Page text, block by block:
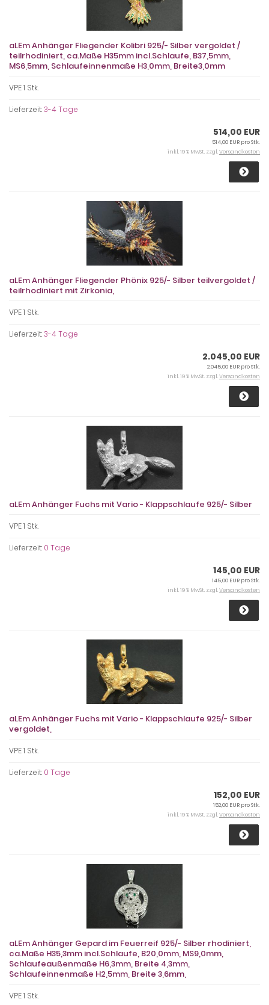
aLEm Anhänger Fliegender Kolibri 925/- Silber vergoldet /
teilrhodiniert, ca.Maße H35mm incl.Schlaufe, B37,5mm,
MS6,5mm, Schlaufeinnenmaße H3,0mm, Breite3,0mm
VPE 1 Stk.
Lieferzeit:3-4 Tage
514,00 EUR
514,00 EUR pro Stk.
inkl. 19 % MwSt. zzgl.Versandkosten
aLEm Anhänger Fliegender Phönix 925/- Silber teilvergoldet /
teilrhodiniert mit Zirkonia,
VPE 1 Stk.
Lieferzeit:3-4 Tage
2.045,00 EUR
2.045,00 EUR pro Stk.
inkl. 19 % MwSt. zzgl.Versandkosten
aLEm Anhänger Fuchs mit Vario - Klappschlaufe 925/- Silber
VPE 1 Stk.
Lieferzeit: 0 Tage
145,00 EUR
145,00 EUR pro Stk.
inkl. 19 % MwSt. zzgl.Versandkosten
aLEm Anhänger Fuchs mit Vario - Klappschlaufe 925/- Silber
vergoldet,
VPE 1 Stk.
Lieferzeit: 0 Tage
152,00 EUR
152,00 EUR pro Stk.
inkl. 19 % MwSt. zzgl.Versandkosten
aLEm Anhänger Gepard im Feuerreif 925/- Silber rhodiniert,
ca.Maße H35,3mm incl.Schlaufe, B20,0mm, MS9,0mm,
Schlaufeaußenmaße H6,3mm, Breite 4,3mm,
Schlaufeinnenmaße H2,5mm, Breite 3,6mm,
VPE 1 Stk.